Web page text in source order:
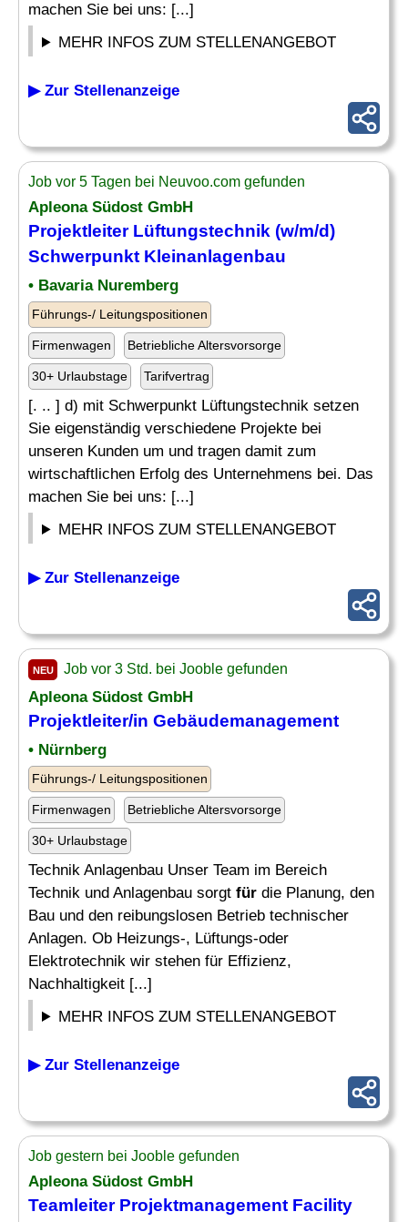
machen Sie bei uns: [...]
MEHR INFOS ZUM STELLENANGEBOT
▶ Zur Stellenanzeige
Job vor 5 Tagen bei Neuvoo.com gefunden
Apleona Südost GmbH
Projektleiter Lüftungstechnik (w/m/d)
Schwerpunkt Kleinanlagenbau
• Bavaria Nuremberg
Führungs-/ Leitungspositionen
Firmenwagen Betriebliche Altersvorsorge
30+ Urlaubstage Tarifvertrag
[. .. ] d) mit Schwerpunkt Lüftungstechnik setzen
Sie eigenständig verschiedene Projekte bei
unseren Kunden um und tragen damit zum
wirtschaftlichen Erfolg des Unternehmens bei. Das
machen Sie bei uns: [...]
MEHR INFOS ZUM STELLENANGEBOT
▶ Zur Stellenanzeige
NEU Job vor 3 Std. bei Jooble gefunden
Apleona Südost GmbH
Projektleiter/in Gebäudemanagement
• Nürnberg
Führungs-/ Leitungspositionen
Firmenwagen Betriebliche Altersvorsorge
30+ Urlaubstage
Technik Anlagenbau Unser Team im Bereich
Technik und Anlagenbau sorgt für die Planung, den
Bau und den reibungslosen Betrieb technischer
Anlagen. Ob Heizungs-, Lüftungs-oder
Elektrotechnik wir stehen für Effizienz,
Nachhaltigkeit [...]
MEHR INFOS ZUM STELLENANGEBOT
▶ Zur Stellenanzeige
Job gestern bei Jooble gefunden
Apleona Südost GmbH
Teamleiter Projektmanagement Facility